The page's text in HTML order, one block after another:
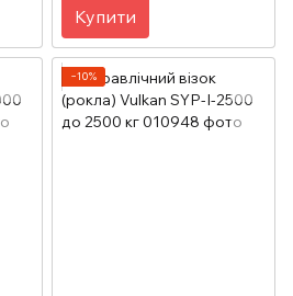
Купити
−10%